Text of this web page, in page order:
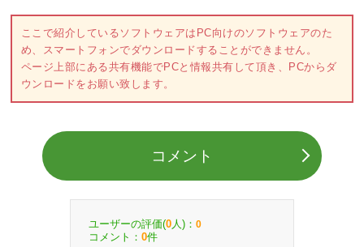
ここで紹介しているソフトウェアはPC向けのソフトウェアのた
め、スマートフォンでダウンロードすることができません。
ページ上部にある共有機能でPCと情報共有して頂き、PCからダ
ウンロードをお願い致します。
コメント
ユーザーの評価(0 人)： 0
コメント： 0件